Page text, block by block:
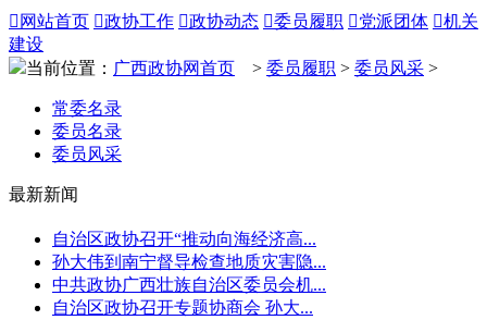
 网站首页 政协工作 政协动态 委员履职 党派团体 机关
建设
当前位置： 广西政协网首页 > 委员履职 > 委员风采 >
常委名录
委员名录
委员风采
最新新闻
自治区政协召开“推动向海经济高...
孙大伟到南宁督导检查地质灾害隐...
中共政协广西壮族自治区委员会机...
自治区政协召开专题协商会 孙大...